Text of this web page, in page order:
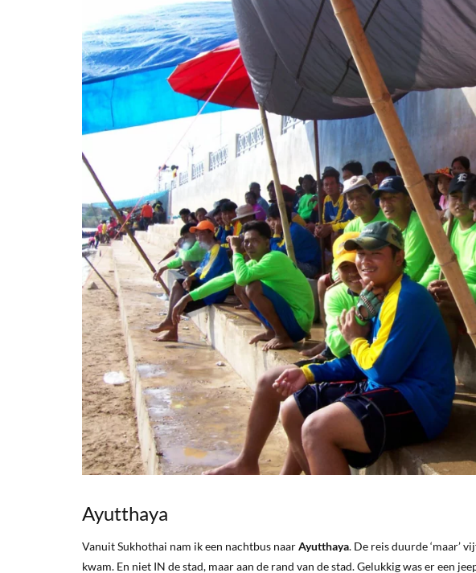
Ayutthaya
Vanuit Sukhothai nam ik een nachtbus naarAyutthaya. De reis duurde ‘maar’
kwam. En niet IN de stad, maar aan de rand van de stad. Gelukkig was er een